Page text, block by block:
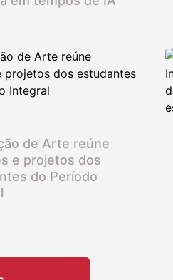
de Arte reúne
e projetos dos
do Período